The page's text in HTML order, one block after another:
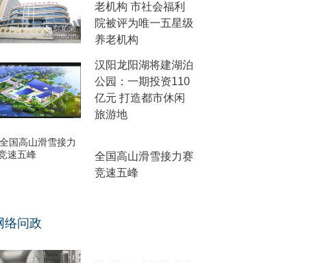
老机构 市社会福利
院被评为唯一五星级
养老机构
汉阳龙阳湖将建湖泊
公园：一期投资110
亿元 打造都市休闲
旅游地
全国高山滑雪接力赛
竞速五峰
络问政